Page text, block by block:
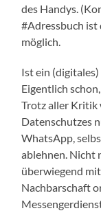
des Handys.
#Adressbuch
möglich.
Ist ein
Eigentlich
Trotz aller Kritik
Datenschutzes
WhatsApp,
ablehnen. Nicht
überwiegend
Nachbarschaft